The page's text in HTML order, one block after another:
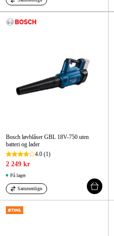
Bosch løvblåser GBL 18V-750 uten
batteri og lader
4.0 (1)
2 249 kr
På lager
Sammenlign